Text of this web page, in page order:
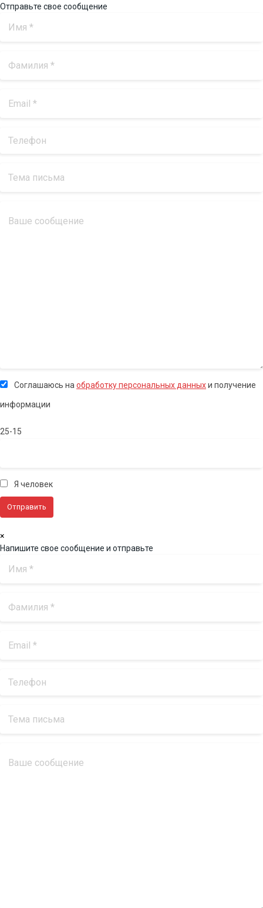
Отправьте свое сообщение
Соглашаюсь на обработку персональных данныхи получение
информации
25-15
Я человек
×
Напишите свое сообщение и отправьте